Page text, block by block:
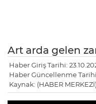
Art arda gelen
Haber Giriş Tarihi:
Haber Güncellenme Tarihi:
Kaynak: (HABER MERKEZİ)